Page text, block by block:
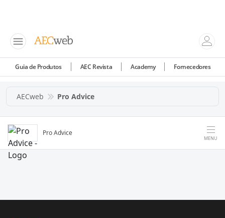
Guia de Produtos AEC Revista Academy Fornecedores
AECweb Pro Advice
Pro Advice
MENU